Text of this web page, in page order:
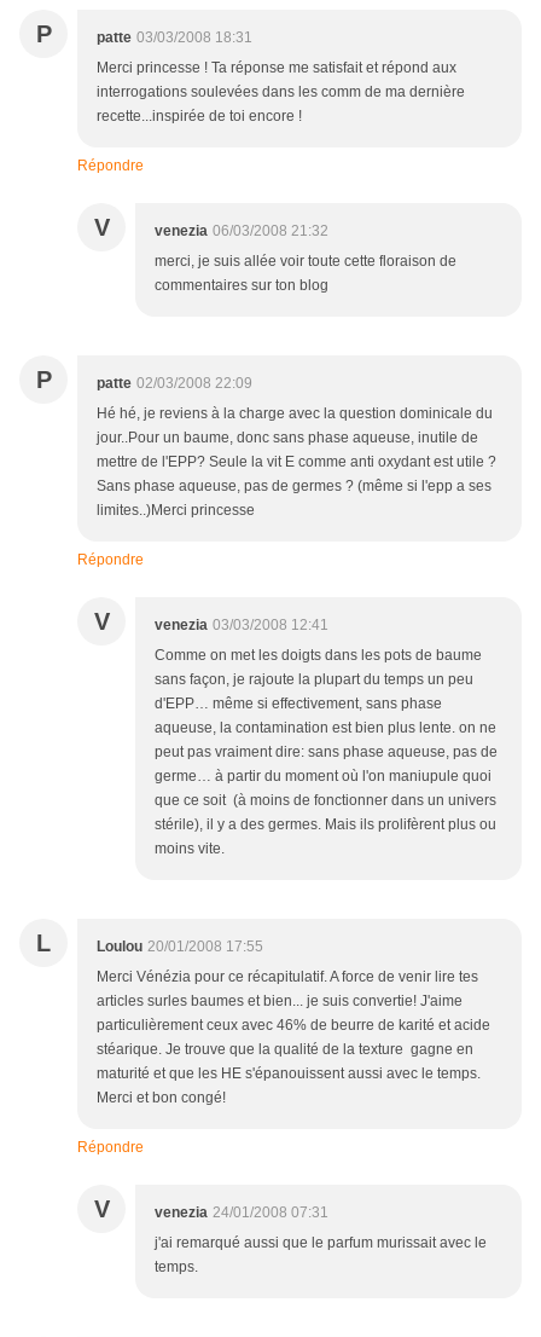
P patte 03/03/2008 18:31
Merci princesse ! Ta réponse me satisfait et répond aux
interrogations soulevées dans les comm de ma dernière
recette...inspirée de toi encore !
Répondre
V venezia 06/03/2008 21:32
merci, je suis allée voir toute cette floraison de
commentaires sur ton blog
P patte 02/03/2008 22:09
Hé hé, je reviens à la charge avec la question dominicale du
jour..Pour un baume, donc sans phase aqueuse, inutile de
mettre de l'EPP? Seule la vit E comme anti oxydant est utile ?
Sans phase aqueuse, pas de germes ? (même si l'epp a ses
limites..)Merci princesse
Répondre
V venezia 03/03/2008 12:41
Comme on met les doigts dans les pots de baume
sans façon, je rajoute la plupart du temps un peu
d'EPP… même si effectivement, sans phase
aqueuse, la contamination est bien plus lente. on ne
peut pas vraiment dire: sans phase aqueuse, pas de
germe… à partir du moment où l'on maniupule quoi
que ce soit (à moins de fonctionner dans un univers
stérile), il y a des germes. Mais ils prolifèrent plus ou
moins vite.
L Loulou 20/01/2008 17:55
Merci Vénézia pour ce récapitulatif. A force de venir lire tes
articles surles baumes et bien... je suis convertie! J'aime
particulièrement ceux avec 46% de beurre de karité et acide
stéarique. Je trouve que la qualité de la texture gagne en
maturité et que les HE s'épanouissent aussi avec le temps.
Merci et bon congé!
Répondre
V venezia 24/01/2008 07:31
j'ai remarqué aussi que le parfum murissait avec le
temps.